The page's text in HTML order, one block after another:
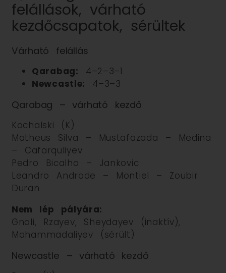
felállások, várható
kezdőcsapatok, sérültek
Várható felállás
Qarabag: 4–2–3–1
Newcastle: 4–3–3
Qarabag – várható kezdő
Kochalski (K)
Matheus Silva – Mustafazada – Medina
– Cafarquliyev
Pedro Bicalho – Jankovic
Leandro Andrade – Montiel – Zoubir
Duran
Nem lép pályára:
Gnali, Rzayev, Sheydayev (inaktív),
Mahammadaliyev (sérült)
Newcastle – várható kezdő